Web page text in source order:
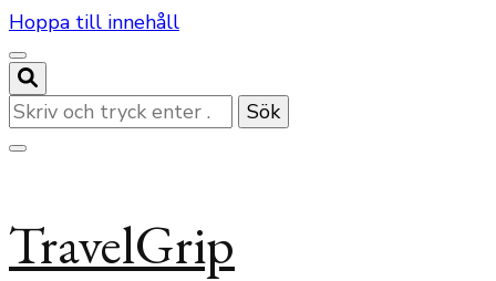
Hoppa till innehåll
Letar
du
efter
TravelGrip